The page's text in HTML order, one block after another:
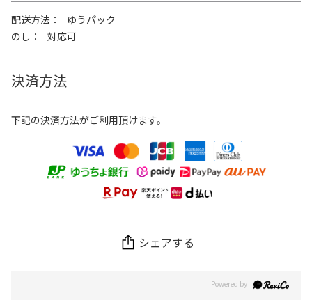
配送方法
ゆうパック
のし
対応可
決済方法
下記の決済方法がご利用頂けます。
シェアする